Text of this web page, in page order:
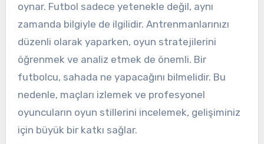
oynar. Futbol sadece yetenekle değil, aynı
zamanda bilgiyle de ilgilidir. Antrenmanlarınızı
düzenli olarak yaparken, oyun stratejilerini
öğrenmek ve analiz etmek de önemli. Bir
futbolcu, sahada ne yapacağını bilmelidir. Bu
nedenle, maçları izlemek ve profesyonel
oyuncuların oyun stillerini incelemek, gelişiminiz
için büyük bir katkı sağlar.